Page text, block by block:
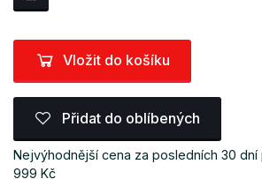
Vložit do košíku
Přidat do oblíbených
Nejvýhodnější cena za posledních 30
999 Kč